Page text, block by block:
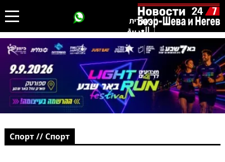
עברית
العربية
Спорт // Спорт